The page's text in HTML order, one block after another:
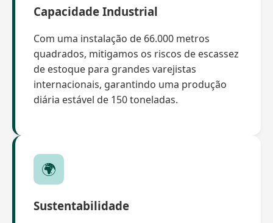
Capacidade Industrial
Com uma instalação de 66.000 metros
quadrados, mitigamos os riscos de escassez
de estoque para grandes varejistas
internacionais, garantindo uma produção
diária estável de 150 toneladas.
🌍
Sustentabilidade